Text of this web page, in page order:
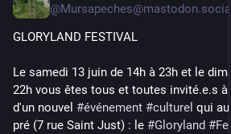
@Mursapeches@mastodon.social
GLORYLAND FESTIVAL
Le samedi 13 juin de 14h à 23h et le
22h vous êtes tous et toutes invité.e.s à
d'un nouvel #événement #culturel qui
pré (7 rue Saint Just) : le #Gloryland #